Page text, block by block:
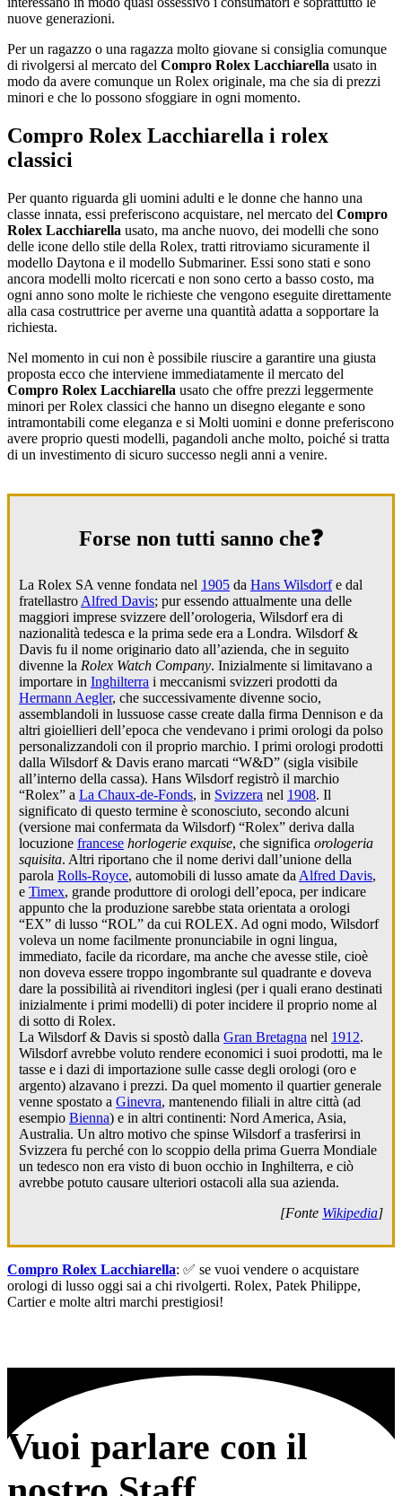
nuove generazioni.
Per un ragazzo o una ragazza molto giovane si consiglia comunque
di rivolgersi al mercato del Compro Rolex Lacchiarella usato in
modo da avere comunque un Rolex originale, ma che sia di prezzi
minori e che lo possono sfoggiare in ogni momento.
Compro Rolex Lacchiarella i rolex
classici
Per quanto riguarda gli uomini adulti e le donne che hanno una
classe innata, essi preferiscono acquistare, nel mercato del Compro
Rolex Lacchiarella usato, ma anche nuovo, dei modelli che sono
delle icone dello stile della Rolex, tratti ritroviamo sicuramente il
modello Daytona e il modello Submariner. Essi sono stati e sono
ancora modelli molto ricercati e non sono certo a basso costo, ma
ogni anno sono molte le richieste che vengono eseguite direttamente
alla casa costruttrice per averne una quantità adatta a sopportare la
richiesta.
Nel momento in cui non è possibile riuscire a garantire una giusta
proposta ecco che interviene immediatamente il mercato del
Compro Rolex Lacchiarella usato che offre prezzi leggermente
minori per Rolex classici che hanno un disegno elegante e sono
intramontabili come eleganza e si Molti uomini e donne preferiscono
avere proprio questi modelli, pagandoli anche molto, poiché si tratta
di un investimento di sicuro successo negli anni a venire.
Forse non tutti sanno che❓
La Rolex SA venne fondata nel 1905 da Hans Wilsdorfe dal
fratellastro Alfred Davis; pur essendo attualmente una delle
maggiori imprese svizzere dell’orologeria, Wilsdorf era di
nazionalità tedesca e la prima sede era a Londra. Wilsdorf &
Davis fu il nome originario dato all’azienda, che in seguito
divenne la Rolex Watch Company. Inizialmente si limitavano a
importare in Inghilterra i meccanismi svizzeri prodotti da
Hermann Aegler, che successivamente divenne socio,
assemblandoli in lussuose casse create dalla firma Dennison e da
altri gioiellieri dell’epoca che vendevano i primi orologi da polso
personalizzandoli con il proprio marchio. I primi orologi prodotti
dalla Wilsdorf & Davis erano marcati “W&D” (sigla visibile
all’interno della cassa). Hans Wilsdorf registrò il marchio
“Rolex” a La Chaux-de-Fonds, in Svizzera nel 1908. Il
significato di questo termine è sconosciuto, secondo alcuni
(versione mai confermata da Wilsdorf) “Rolex” deriva dalla
locuzione francese horlogerie exquise, che significa orologeria
squisita. Altri riportano che il nome derivi dall’unione della
parola Rolls-Royce, automobili di lusso amate da Alfred Davis,
e Timex, grande produttore di orologi dell’epoca, per indicare
appunto che la produzione sarebbe stata orientata a orologi
“EX” di lusso “ROL” da cui ROLEX. Ad ogni modo, Wilsdorf
voleva un nome facilmente pronunciabile in ogni lingua,
immediato, facile da ricordare, ma anche che avesse stile, cioè
non doveva essere troppo ingombrante sul quadrante e doveva
dare la possibilità ai rivenditori inglesi (per i quali erano destinati
inizialmente i primi modelli) di poter incidere il proprio nome al
di sotto di Rolex.
La Wilsdorf & Davis si spostò dalla Gran Bretagna nel 1912.
Wilsdorf avrebbe voluto rendere economici i suoi prodotti, ma le
tasse e i dazi di importazione sulle casse degli orologi (oro e
argento) alzavano i prezzi. Da quel momento il quartier generale
venne spostato a Ginevra, mantenendo filiali in altre città (ad
esempio Bienna) e in altri continenti: Nord America, Asia,
Australia. Un altro motivo che spinse Wilsdorf a trasferirsi in
Svizzera fu perché con lo scoppio della prima Guerra Mondiale
un tedesco non era visto di buon occhio in Inghilterra, e ciò
avrebbe potuto causare ulteriori ostacoli alla sua azienda.
[Fonte Wikipedia]
Compro Rolex Lacchiarella: ✅ se vuoi vendere o acquistare
orologi di lusso oggi sai a chi rivolgerti. Rolex, Patek Philippe,
Cartier e molte altri marchi prestigiosi!
Vuoi parlare con il